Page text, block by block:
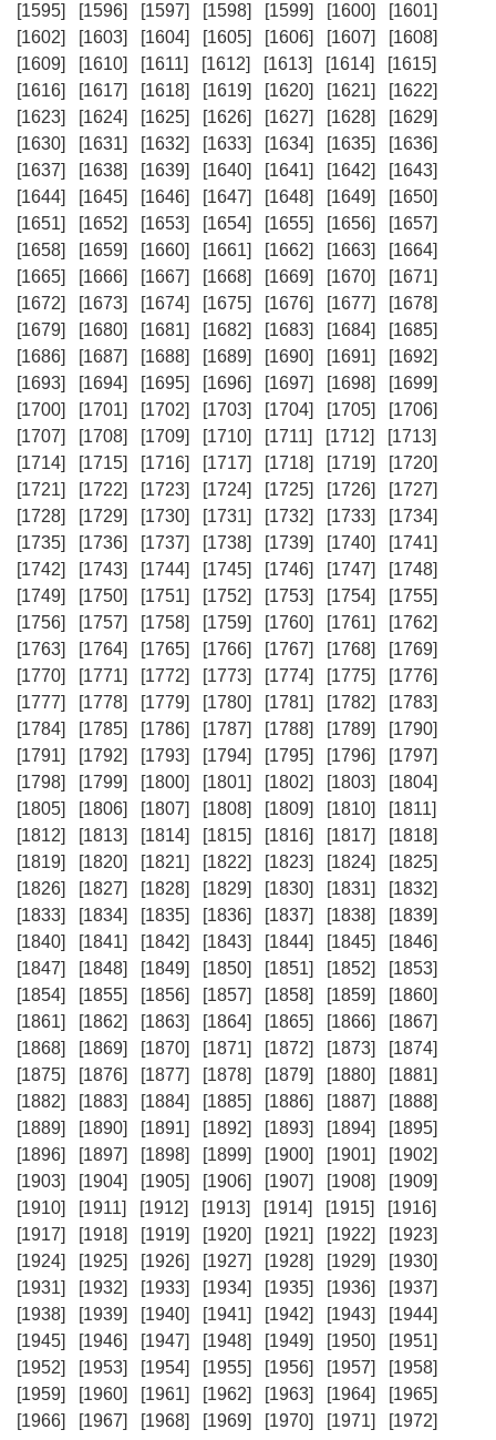
[1595]
[1596] [1597] [1598] [1599] [1600]
[1601]
[1602]
[1603] [1604] [1605] [1606] [1607]
[1608]
[1609]
[1610] [1611] [1612] [1613] [1614]
[1615]
[1616]
[1617] [1618] [1619] [1620] [1621]
[1622]
[1623]
[1624] [1625] [1626] [1627] [1628]
[1629]
[1630]
[1631] [1632] [1633] [1634] [1635]
[1636]
[1637]
[1638] [1639] [1640] [1641] [1642]
[1643]
[1644]
[1645] [1646] [1647] [1648] [1649]
[1650]
[1651]
[1652] [1653] [1654] [1655] [1656]
[1657]
[1658]
[1659] [1660] [1661] [1662] [1663]
[1664]
[1665]
[1666] [1667] [1668] [1669] [1670]
[1671]
[1672]
[1673] [1674] [1675] [1676] [1677]
[1678]
[1679]
[1680] [1681] [1682] [1683] [1684]
[1685]
[1686]
[1687] [1688] [1689] [1690] [1691]
[1692]
[1693]
[1694] [1695] [1696] [1697] [1698]
[1699]
[1700]
[1701] [1702] [1703] [1704] [1705]
[1706]
[1707]
[1708] [1709] [1710] [1711] [1712]
[1713]
[1714]
[1715] [1716] [1717] [1718] [1719]
[1720]
[1721]
[1722] [1723] [1724] [1725] [1726]
[1727]
[1728]
[1729] [1730] [1731] [1732] [1733]
[1734]
[1735]
[1736] [1737] [1738] [1739] [1740]
[1741]
[1742]
[1743] [1744] [1745] [1746] [1747]
[1748]
[1749]
[1750] [1751] [1752] [1753] [1754]
[1755]
[1756]
[1757] [1758] [1759] [1760] [1761]
[1762]
[1763]
[1764] [1765] [1766] [1767] [1768]
[1769]
[1770]
[1771] [1772] [1773] [1774] [1775]
[1776]
[1777]
[1778] [1779] [1780] [1781] [1782]
[1783]
[1784]
[1785] [1786] [1787] [1788] [1789]
[1790]
[1791]
[1792] [1793] [1794] [1795] [1796]
[1797]
[1798]
[1799] [1800] [1801] [1802] [1803]
[1804]
[1805]
[1806] [1807] [1808] [1809] [1810]
[1811]
[1812]
[1813] [1814] [1815] [1816] [1817]
[1818]
[1819]
[1820] [1821] [1822] [1823] [1824]
[1825]
[1826]
[1827] [1828] [1829] [1830] [1831]
[1832]
[1833]
[1834] [1835] [1836] [1837] [1838]
[1839]
[1840]
[1841] [1842] [1843] [1844] [1845]
[1846]
[1847]
[1848] [1849] [1850] [1851] [1852]
[1853]
[1854]
[1855] [1856] [1857] [1858] [1859]
[1860]
[1861]
[1862] [1863] [1864] [1865] [1866]
[1867]
[1868]
[1869] [1870] [1871] [1872] [1873]
[1874]
[1875]
[1876] [1877] [1878] [1879] [1880]
[1881]
[1882]
[1883] [1884] [1885] [1886] [1887]
[1888]
[1889]
[1890] [1891] [1892] [1893] [1894]
[1895]
[1896]
[1897] [1898] [1899] [1900] [1901]
[1902]
[1903]
[1904] [1905] [1906] [1907] [1908]
[1909]
[1910]
[1911] [1912] [1913] [1914] [1915]
[1916]
[1917]
[1918] [1919] [1920] [1921] [1922]
[1923]
[1924]
[1925] [1926] [1927] [1928] [1929]
[1930]
[1931]
[1932] [1933] [1934] [1935] [1936]
[1937]
[1938]
[1939] [1940] [1941] [1942] [1943]
[1944]
[1945]
[1946] [1947] [1948] [1949] [1950]
[1951]
[1952]
[1953] [1954] [1955] [1956] [1957]
[1958]
[1959]
[1960] [1961] [1962] [1963] [1964]
[1965]
[1966]
[1967] [1968] [1969] [1970] [1971]
[1972]